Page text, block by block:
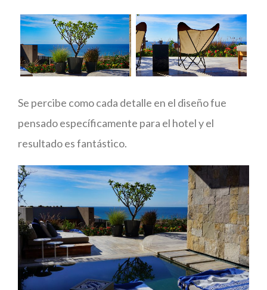
Se percibe como cada detalle en el diseño fue
pensado específicamente para el hotel y el
resultado es fantástico.